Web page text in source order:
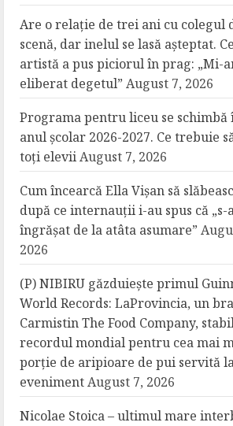
Are o relație de trei ani cu colegul
scenă, dar inelul se lasă așteptat.
artistă a pus piciorul în prag: „Mi-
eliberat degetul” August 7, 2026
Programa pentru liceu se schimbă
anul școlar 2026-2027. Ce trebuie
toți eleviiAugust 7, 2026
Cum încearcă Ella Vișan să
după ce internauții i-au spus că „s-
îngrășat de la atâta asumare”
2026
(P) NIBIRU găzduiește primul
World Records: LaProvincia, un
Carmistin The Food Company,
recordul mondial pentru cea mai
porție de aripioare de pui servită
evenimentAugust 7, 2026
Nicolae Stoica – ultimul mare